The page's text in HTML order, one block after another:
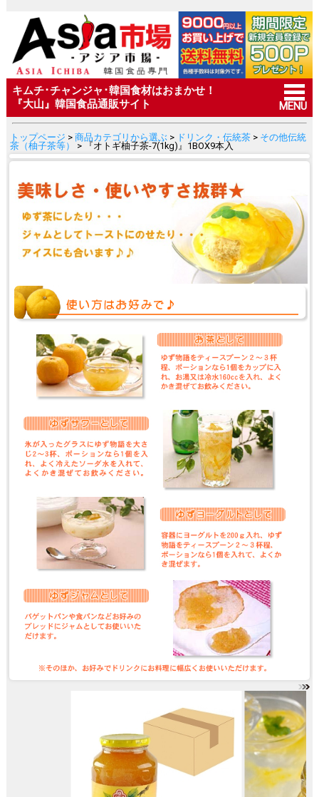
キムチ･チャンジャ･韓国食材はおまかせ！
『大山』韓国食品通販サイト
MENU
トップページ > 商品カテゴリから選ぶ> ドリンク・伝統茶> その他伝統
茶（柚子茶等）
> 『オトギ柚子茶-7(1kg)』1BOX9本入